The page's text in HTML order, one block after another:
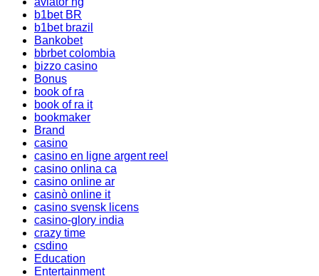
b1bet BR
b1bet brazil
Bankobet
bbrbet colombia
bizzo casino
Bonus
book of ra
book of ra it
bookmaker
Brand
casino
casino en ligne argent reel
casino onlina ca
casino online ar
casinò online it
casino svensk licens
casino-glory india
crazy time
csdino
Education
Entertainment